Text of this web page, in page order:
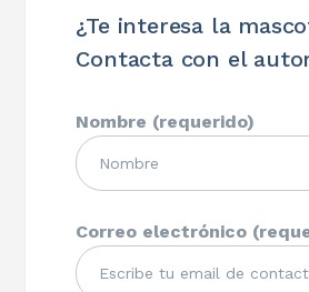
¿Te interesa la
Contacta con el
Nombre (requerido)
Correo electrónico